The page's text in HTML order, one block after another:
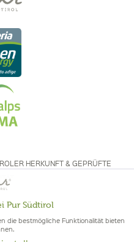
HERKUNFT & GEPRÜFTE
Aktiv
Pur Südtirol
die bestmögliche Funktionalität bieten